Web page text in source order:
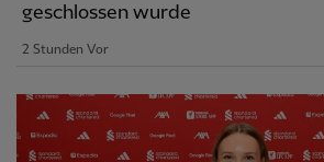
geschlossen wurde
2 Stunden Vor